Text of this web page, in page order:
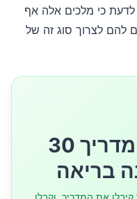
לשלב זרעי פשתן
כי מלכים אלה אף
להם לצרוך סוג זה של
🎁 קבלו חינם: מדריך 30
בריאה
שכבר קיבלו את המדריך, וקבלו